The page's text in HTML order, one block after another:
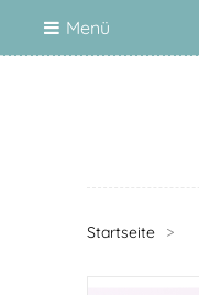
Menü
Startseite >